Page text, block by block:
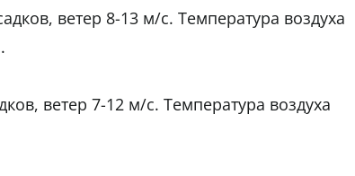
ветер 8-13 м/с. Температура воздуха
ветер 7-12 м/с. Температура воздуха